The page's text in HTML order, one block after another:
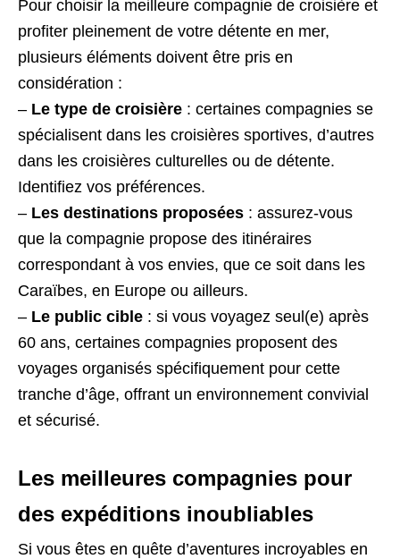
Pour choisir la meilleure compagnie de croisière et
profiter pleinement de votre détente en mer,
plusieurs éléments doivent être pris en
considération :
– Le type de croisière : certaines compagnies se
spécialisent dans les croisières sportives, d’autres
dans les croisières culturelles ou de détente.
Identifiez vos préférences.
– Les destinations proposées : assurez-vous
que la compagnie propose des itinéraires
correspondant à vos envies, que ce soit dans les
Caraïbes, en Europe ou ailleurs.
– Le public cible : si vous voyagez seul(e) après
60 ans, certaines compagnies proposent des
voyages organisés spécifiquement pour cette
tranche d’âge, offrant un environnement convivial
et sécurisé.
Les meilleures compagnies pour
des expéditions inoubliables
Si vous êtes en quête d’aventures incroyables en